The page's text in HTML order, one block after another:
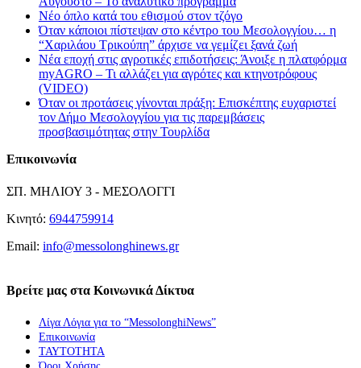
Νέο όπλο κατά του εθισμού στον τζόγο
Όταν κάποιοι πίστεψαν στο κέντρο του Μεσολογγίου… η
“Χαριλάου Τρικούπη” άρχισε να γεμίζει ξανά ζωή
Νέα εποχή στις αγροτικές επιδοτήσεις: Άνοιξε η πλατφόρμα
myAGRO – Τι αλλάζει για αγρότες και κτηνοτρόφους
(VIDEO)
Όταν οι προτάσεις γίνονται πράξη: Επισκέπτης ευχαριστεί
τον Δήμο Μεσολογγίου για τις παρεμβάσεις
προσβασιμότητας στην Τουρλίδα
Επικοινωνία
ΣΠ. ΜΗΛΙΟΥ 3 - ΜΕΣΟΛΟΓΓΙ
Κινητό: 6944759914
Email: info@messolonghinews.gr
Βρείτε μας στα Κοινωνικά Δίκτυα
Λίγα Λόγια για το “MessolonghiNews”
Επικοινωνία
ΤΑΥΤΟΤΗΤΑ